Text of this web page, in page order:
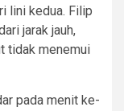
lini kedua. Filip
jarak jauh,
tidak menemui
pada menit ke-